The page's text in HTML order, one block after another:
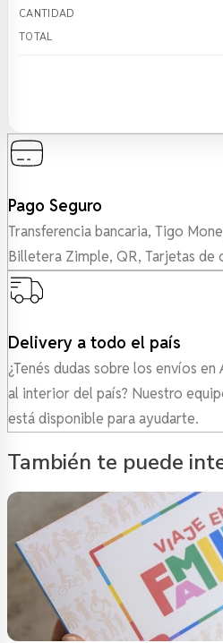
Pago Seguro
Transferencia bancaria, Tigo
Billetera Zimple, QR, Tarjetas
Delivery a todo el país
¿Tenés dudas sobre los envíos
al interior del país? Nuestro
está disponible para ayudarte.
También te puede